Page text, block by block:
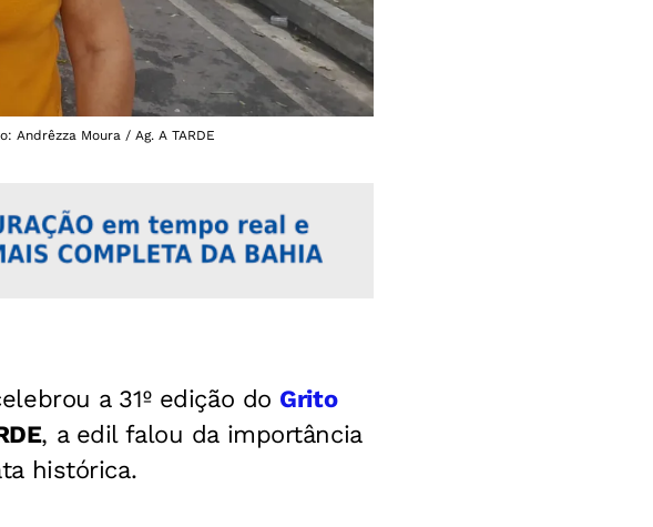
Andrêzza Moura / Ag. A TARDE
a 31º edição do Grito
, a edil falou da importância
histórica.